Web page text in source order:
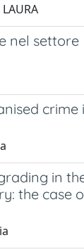
nel settore
crime
in
the case